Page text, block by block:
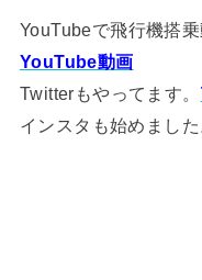
YouTubeで飛行機搭
YouTube動画
Twitterもやってます。
インスタも始めました